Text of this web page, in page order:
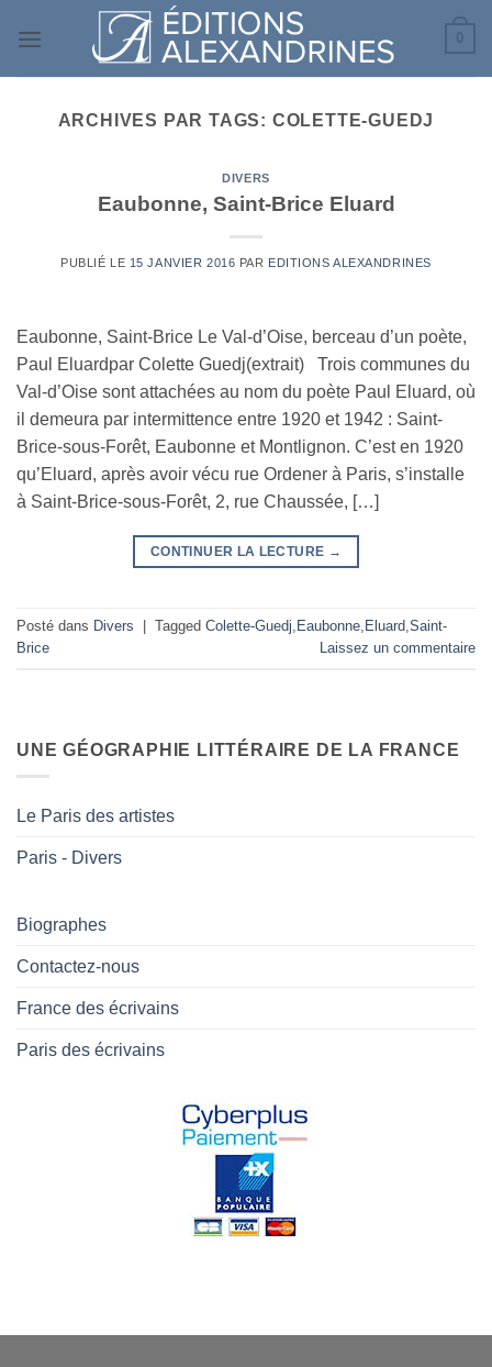
ARCHIVES PAR TAGS: COLETTE-GUEDJ
DIVERS
Eaubonne, Saint-Brice Eluard
PUBLIÉ LE 15 JANVIER 2016 PAR EDITIONS ALEXANDRINES
Eaubonne, Saint-Brice Le Val-d’Oise, berceau d’un poète,
Paul Eluardpar Colette Guedj(extrait) Trois communes du
Val-d’Oise sont attachées au nom du poète Paul Eluard, où
il demeura par intermittence entre 1920 et 1942 : Saint-
Brice-sous-Forêt, Eaubonne et Montlignon. C’est en 1920
qu’Eluard, après avoir vécu rue Ordener à Paris, s’installe
à Saint-Brice-sous-Forêt, 2, rue Chaussée, […]
CONTINUER LA LECTURE →
Posté dans Divers Tagged Colette-Guedj Eaubonne Eluard Saint-
Brice
Laissez un commentaire
UNE GÉOGRAPHIE LITTÉRAIRE DE LA FRANCE
Le Paris des artistes
Paris - Divers
Biographes
Contactez-nous
France des écrivains
Paris des écrivains